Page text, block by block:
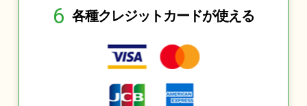
6 各種クレジットカードが使える